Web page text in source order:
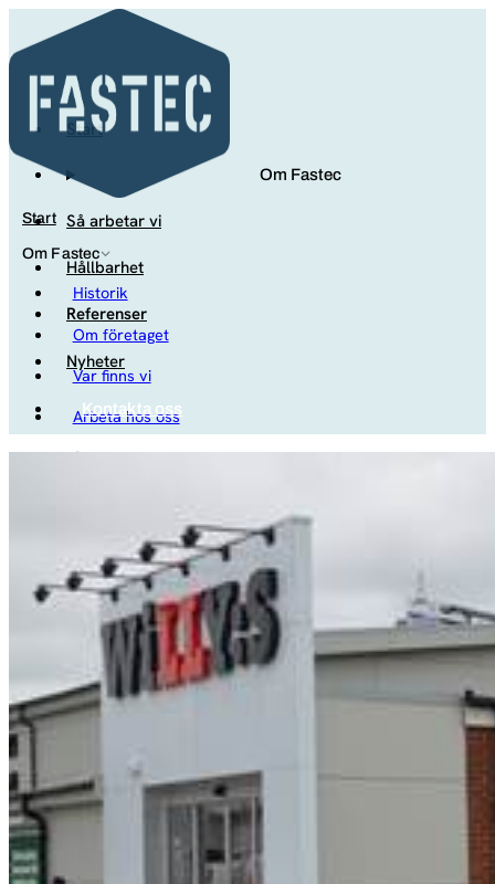
Start
Om Fastec
Historik
Om företaget
Var finns vi
Arbeta hos oss
Studenter
Hållbarhet Referenser
Kontakta oss
Start
Om Fastec
Så arbetar vi
Hållbarhet
Referenser
Nyheter
Kontakta oss